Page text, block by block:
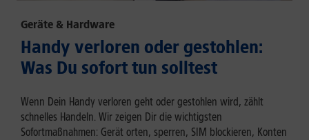
Geräte & Hardware
Handy verloren oder gestohlen:
Was Du sofort tun solltest
Wenn Dein Handy verloren geht oder gestohlen wird, zählt
schnelles Handeln. Wir zeigen Dir die wichtigsten
Sofortmaßnahmen: Gerät orten, sperren, SIM blockieren, Konten